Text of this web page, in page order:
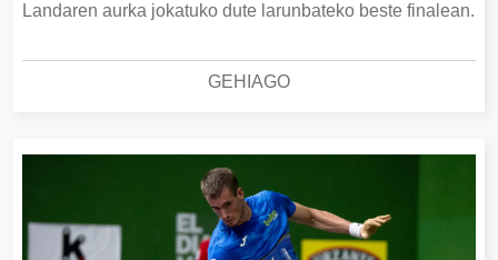
Landaren aurka jokatuko dute larunbateko beste finalean.
GEHIAGO